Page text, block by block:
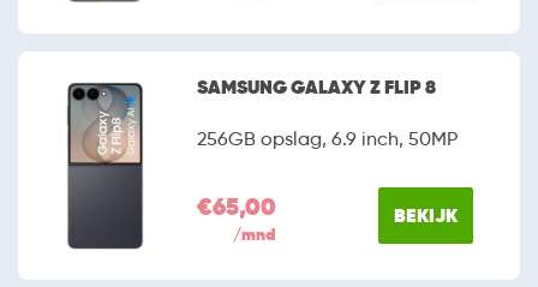
SAMSUNG GALAXY Z FLIP 8
256GB opslag, 6.9 inch, 50MP
€65,00
/mnd
BEKIJK